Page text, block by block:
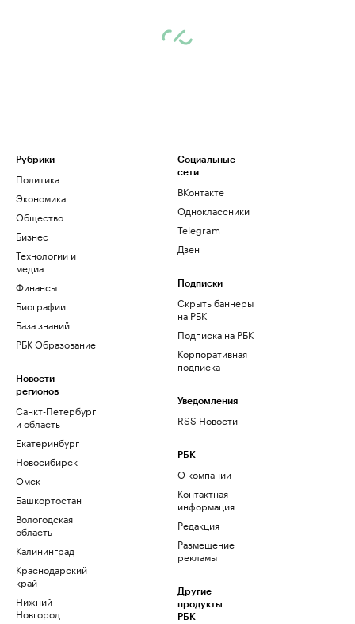
Рубрики
Политика
Экономика
Общество
Бизнес
Технологии и
медиа
Финансы
Биографии
База знаний
РБК Образование
Новости
регионов
Санкт-Петербург
и область
Екатеринбург
Новосибирск
Омск
Башкортостан
Вологодская
область
Калининград
Краснодарский
край
Нижний
Новгород
Социальные
сети
ВКонтакте
Одноклассники
Telegram
Дзен
Подписки
Скрыть баннеры
на РБК
Подписка на РБК
Корпоративная
подписка
Уведомления
RSS Новости
РБК
О компании
Контактная
информация
Редакция
Размещение
рекламы
Другие
продукты
РБК